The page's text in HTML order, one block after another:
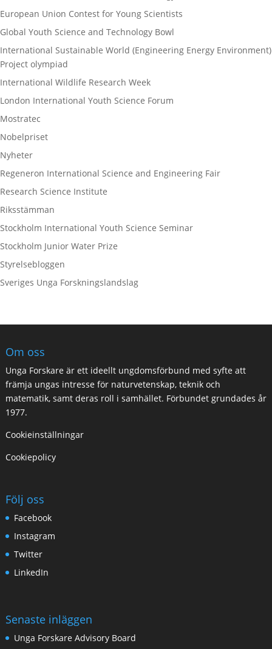
European Union Contest for Young Scientists
Global Youth Science and Technology Bowl
International Sustainable World (Engineering Energy Environment)
Project olympiad
International Wildlife Research Week
London International Youth Science Forum
Mostratec
Nobelpriset
Nyheter
Regeneron International Science and Engineering Fair
Research Science Institute
Riksstämman
Stockholm International Youth Science Seminar
Stockholm Junior Water Prize
Styrelsebloggen
Sveriges Unga Forskningslandslag
Om oss
Unga Forskare är ett ideellt ungdomsförbund med syfte att
främja ungas intresse för naturvetenskap, teknik och
matematik, samt deras roll i samhället. Förbundet grundades år
1977.
Cookieinställningar
Cookiepolicy
Följ oss
Facebook
Instagram
Twitter
LinkedIn
Senaste inläggen
Unga Forskare Advisory Board